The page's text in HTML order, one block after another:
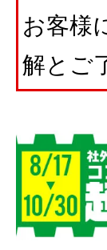
お客様
解とご